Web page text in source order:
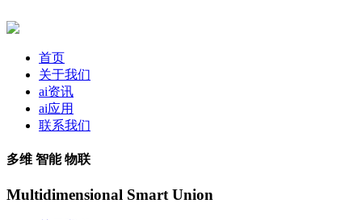
首页
关于我们
ai资讯
ai应用
联系我们
多维 智能 物联
Multidimensional Smart Union